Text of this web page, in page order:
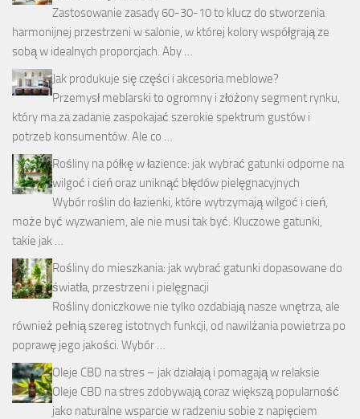
Zastosowanie zasady 60-30-10 to klucz do stworzenia
harmonijnej przestrzeni w salonie, w której kolory współgrają ze
sobą w idealnych proporcjach. Aby …
Jak produkuje się części i akcesoria meblowe?
Przemysł meblarski to ogromny i złożony segment rynku,
który ma za zadanie zaspokajać szerokie spektrum gustów i
potrzeb konsumentów. Ale co …
Rośliny na półkę w łazience: jak wybrać gatunki odporne na
wilgoć i cień oraz uniknąć błędów pielęgnacyjnych
Wybór roślin do łazienki, które wytrzymają wilgoć i cień,
może być wyzwaniem, ale nie musi tak być. Kluczowe gatunki,
takie jak …
Rośliny do mieszkania: jak wybrać gatunki dopasowane do
światła, przestrzeni i pielęgnacji
Rośliny doniczkowe nie tylko ozdabiają nasze wnętrza, ale
również pełnią szereg istotnych funkcji, od nawilżania powietrza po
poprawę jego jakości. Wybór …
Oleje CBD na stres – jak działają i pomagają w relaksie
Oleje CBD na stres zdobywają coraz większą popularność
jako naturalne wsparcie w radzeniu sobie z napięciem